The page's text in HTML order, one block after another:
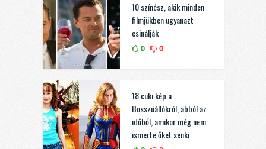
10 színész, akik minden
filmjükben ugyanazt
csinálják
0 0
18 cuki kép a
Bosszúállókról, abból az
időből, amikor még nem
ismerte őket senki